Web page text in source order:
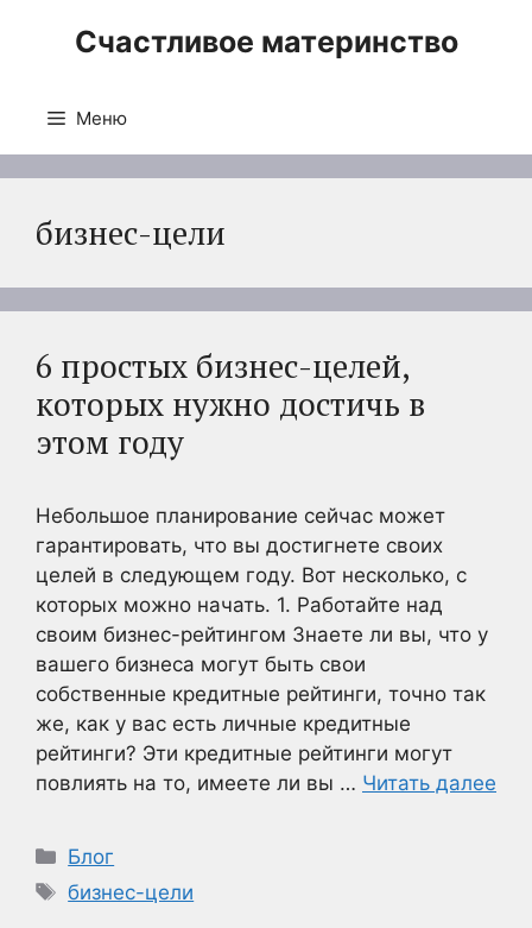
Счастливое материнство
Меню
бизнес-цели
6 простых бизнес-целей,
которых нужно достичь в
этом году
Небольшое планирование сейчас может
гарантировать, что вы достигнете своих
целей в следующем году. Вот несколько, с
которых можно начать. 1. Работайте над
своим бизнес-рейтингом Знаете ли вы, что у
вашего бизнеса могут быть свои
собственные кредитные рейтинги, точно так
же, как у вас есть личные кредитные
рейтинги? Эти кредитные рейтинги могут
повлиять на то, имеете ли вы … Читать далее
Рубрики
Блог
Метки
бизнес-цели